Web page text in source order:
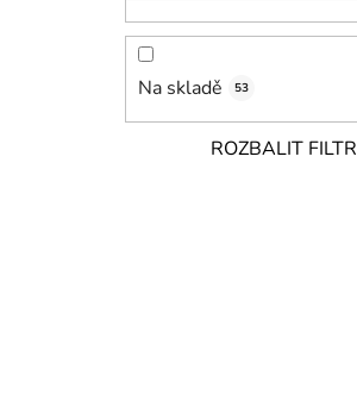
Na skladě 53
ROZBALIT FILTR